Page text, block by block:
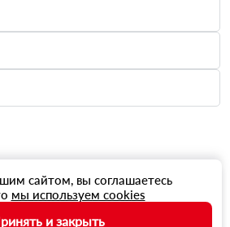
сайтом, вы соглашаетесь
мы используем cookies
и закрыть